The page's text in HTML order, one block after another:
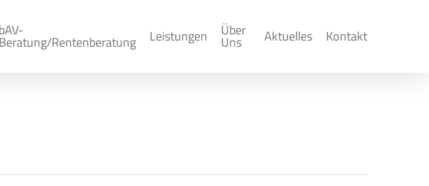
bAV-
Beratung/Rentenberatung Leistungen Über
Uns Aktuelles Kontakt